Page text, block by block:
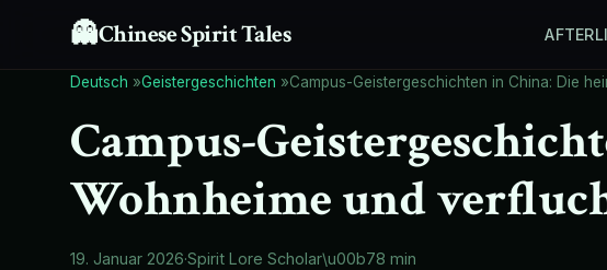
👻Chinese Spirit Tales
Deutsch »Geistergeschichten »Campus-Geistergeschichten in China: Die
Campus-
Wohnheime und
19. Januar 2026·Spirit Lore Scholar\u00b78 min